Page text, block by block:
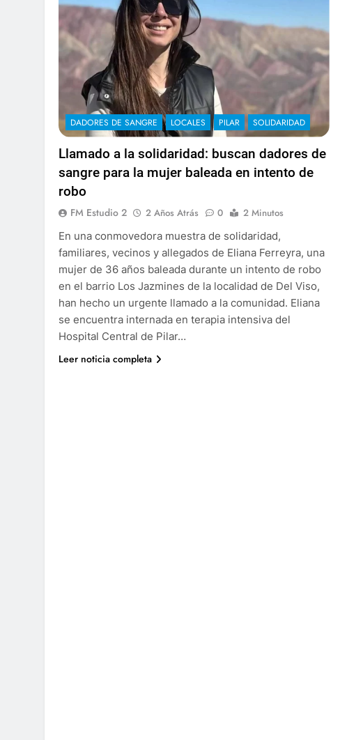
DADORES DE SANGRE LOCALES PILAR SOLIDARIDAD
Llamado a la solidaridad: buscan dadores de
sangre para la mujer baleada en intento de
robo
FM Estudio 2 2 Años Atrás 0
2 Minutos
En una conmovedora muestra de solidaridad,
familiares, vecinos y allegados de Eliana Ferreyra, una
mujer de 36 años baleada durante un intento de robo
en el barrio Los Jazmines de la localidad de Del Viso,
han hecho un urgente llamado a la comunidad. Eliana
se encuentra internada en terapia intensiva del
Hospital Central de Pilar…
Leer noticia completa